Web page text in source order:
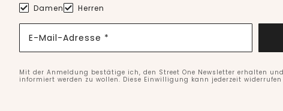
Damen Herren
E-Mail-Adresse *
Mit der Anmeldung bestätige ich, den Street One Newsletter erhalten
informiert werden zu wollen. Diese Einwilligung kann jederzeit widerrufen